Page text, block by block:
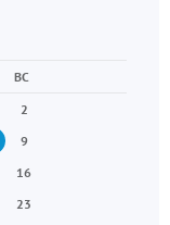
ВС
2
9
16
23